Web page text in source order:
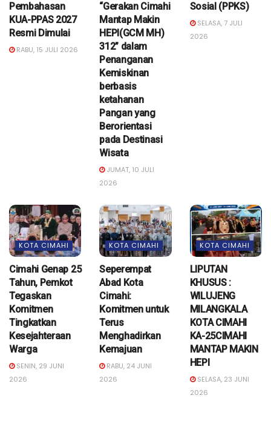
Pembahasan
KUA-PPAS 2027
Resmi Dimulai
RABU, 15 JULI 2026
“Gerakan Cimahi
Mantap Makin
HEPI(GCM MH)
312” dalam
Penanganan
Kemiskinan
berbasis
ketahanan
Pangan yang
Berorientasi
pada Destinasi
Wisata
JUMAT, 10 JULI
2026
Sosial (PPKS)
SELASA, 7 JULI
2026
KOTA CIMAHI
Cimahi Genap 25
Tahun, Pemkot
Tegaskan
Komitmen
Tingkatkan
Kesejahteraan
Warga
SENIN, 29 JUNI
2026
KOTA CIMAHI
Seperempat
Abad Kota
Cimahi:
Komitmen untuk
Terus
Menghadirkan
Kemajuan
RABU, 24 JUNI
2026
KOTA CIMAHI
LIPUTAN
KHUSUS :
WILUJENG
MILANGKALA
KOTA CIMAHI
KA-25CIMAHI
MANTAP MAKIN
HEPI
SELASA, 23 JUNI
2026